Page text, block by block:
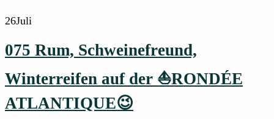
26Juli
075 Rum, Schweinefreund,
Winterreifen auf der ⛵RONDÉE
ATLANTIQUE😉